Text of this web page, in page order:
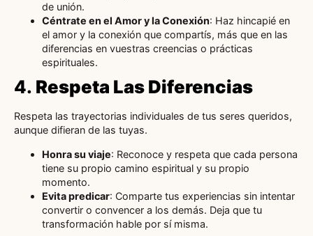
de unión.
Céntrate en el Amor y la Conexión: Haz hincapié en
el amor y la conexión que compartís, más que en las
diferencias en vuestras creencias o prácticas
espirituales.
4. Respeta Las Diferencias
Respeta las trayectorias individuales de tus seres queridos,
aunque difieran de las tuyas.
Honra su viaje: Reconoce y respeta que cada persona
tiene su propio camino espiritual y su propio
momento.
Evita predicar: Comparte tus experiencias sin intentar
convertir o convencer a los demás. Deja que tu
transformación hable por sí misma.